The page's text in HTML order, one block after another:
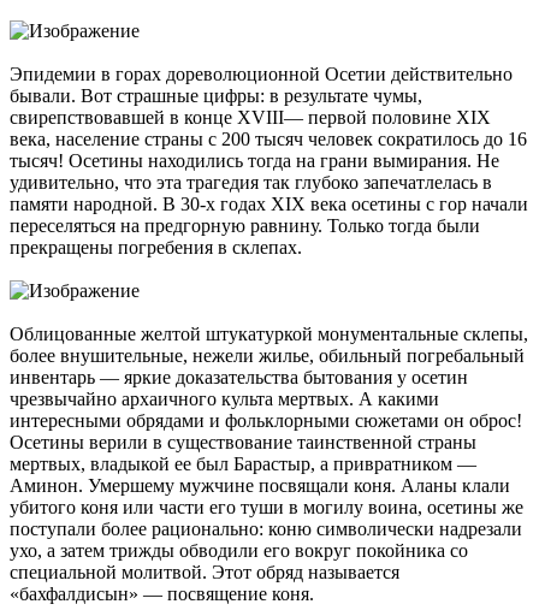
Эпидемии в горах дореволюционной Осетии действительно
бывали. Вот страшные цифры: в результате чумы,
свирепствовавшей в конце XVIII— первой половине XIX
века, население страны с 200 тысяч человек сократилось до 16
тысяч! Осетины находились тогда на грани вымирания. Не
удивительно, что эта трагедия так глубоко запечатлелась в
памяти народной. В 30-х годах XIX века осетины с гор начали
переселяться на предгорную равнину. Только тогда были
прекращены погребения в склепах.
Облицованные желтой штукатуркой монументальные склепы,
более внушительные, нежели жилье, обильный погребальный
инвентарь — яркие доказательства бытования у осетин
чрезвычайно архаичного культа мертвых. А какими
интересными обрядами и фольклорными сюжетами он оброс!
Осетины верили в существование таинственной страны
мертвых, владыкой ее был Барастыр, а привратником —
Аминон. Умершему мужчине посвящали коня. Аланы клали
убитого коня или части его туши в могилу воина, осетины же
поступали более рационально: коню символически надрезали
ухо, а затем трижды обводили его вокруг покойника со
специальной молитвой. Этот обряд называется
«бахфалдисын» — посвящение коня.